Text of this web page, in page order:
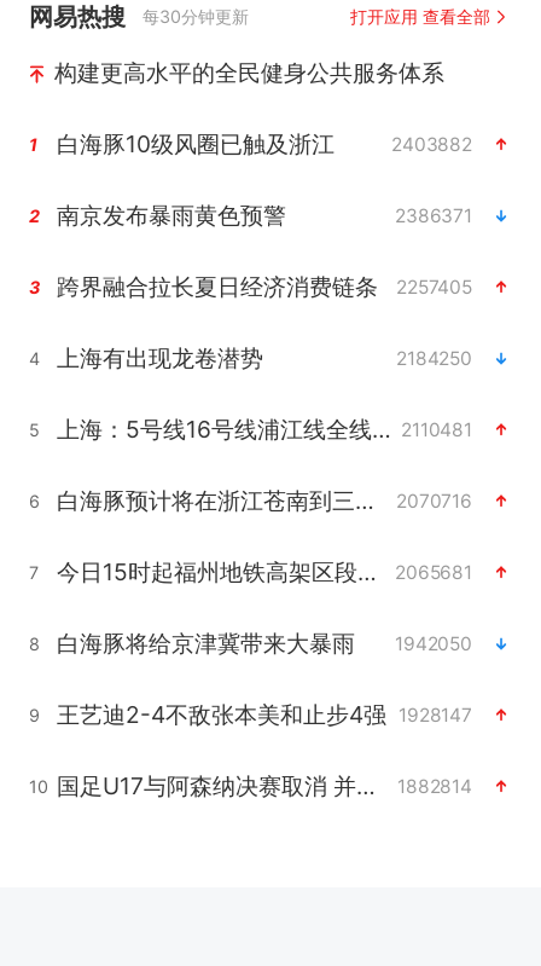
网易热搜 每30分钟更新 打开应用 查看全部
构建更高水平的全民健身公共服务体系
1 白海豚10级风圈已触及浙江 2403882
2 南京发布暴雨黄色预警 2386371
3 跨界融合拉长夏日经济消费链条 2257405
4 上海有出现龙卷潜势 2184250
5 上海：5号线16号线浦江线全线停运 2110481
6 白海豚预计将在浙江苍南到三门一带登陆 2070716
7 今日15时起福州地铁高架区段停运 2065681
8 白海豚将给京津冀带来大暴雨 1942050
9 王艺迪2-4不敌张本美和止步4强 1928147
10 国足U17与阿森纳决赛取消 并列冠军 1882814